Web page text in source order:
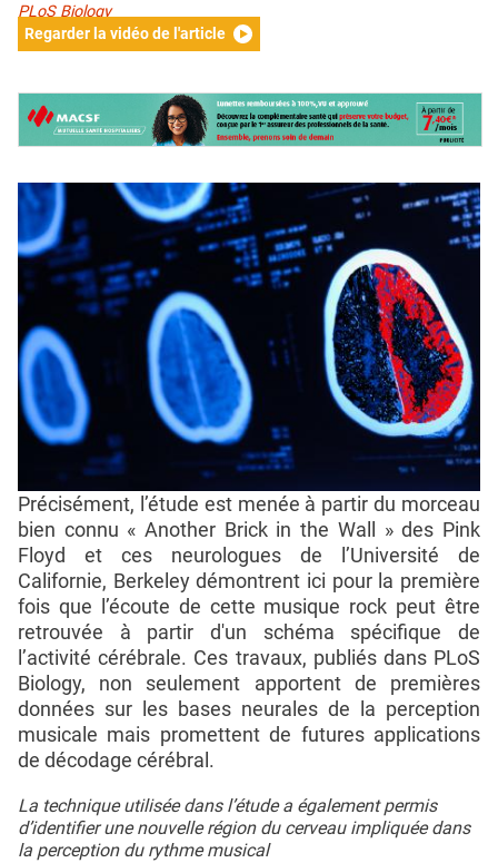
PLoS Biology
Regarder la vidéo de l'article
Précisément, l’étude est menée à partir du morceau
bien connu « Another Brick in the Wall » des Pink
Floyd et ces neurologues de l’Université de
Californie, Berkeley démontrent ici pour la première
fois que l’écoute de cette musique rock peut être
retrouvée à partir d'un schéma spécifique de
l’activité cérébrale. Ces travaux, publiés dans PLoS
Biology, non seulement apportent de premières
données sur les bases neurales de la perception
musicale mais promettent de futures applications
de décodage cérébral.
La technique utilisée dans l’étude a également permis
d’identifier une nouvelle région du cerveau impliquée dans
la perception du rythme musical